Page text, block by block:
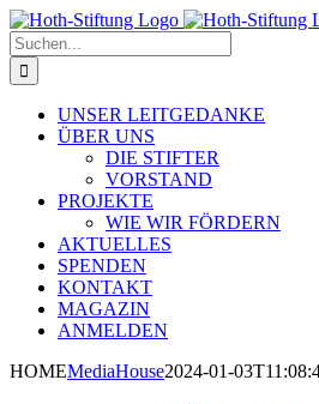
Zum
Inhalt
springen
Suche
nach:
UNSER LEITGEDANKE
ÜBER UNS
DIE STIFTER
VORSTAND
PROJEKTE
WIE WIR FÖRDERN
AKTUELLES
SPENDEN
KONTAKT
MAGAZIN
ANMELDEN
HOMEMediaHouse2024-01-